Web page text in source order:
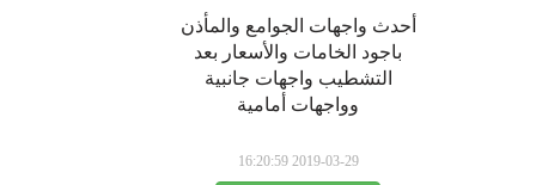
أحدث واجهات الجوامع والمأذن
باجود الخامات والأسعار بعد
التشطيب واجهات جانبية
وواجهات أمامية
2019-03-29 16:20:59